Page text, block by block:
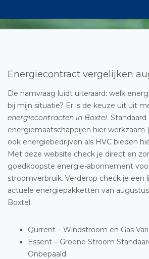
Energiecontract vergelijken
De hamvraag luidt uiteraard: welk
bij mijn situatie? Er is de keuze uit uit
energiecontracten in Boxtel. Standaard
energiemaatschappijen hier werkzaam
ook energiebedrijven als HVC bieden
Met deze website check je direct en
goedkoopste energie-abonnement
stroomverbruik. Verderop check je een
actuele energiepakketten van
Boxtel.
Qurrent – Windstroom en Gas
Essent – Groene Stroom
Onbepaald